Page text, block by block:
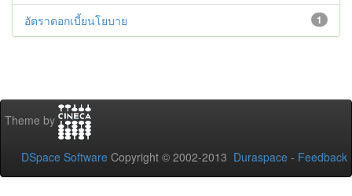
1
อัตราดอกเบี้ยนโยบาย
Theme by
DSpace Software Copyright © 2002-2013 Duraspace - Feedback